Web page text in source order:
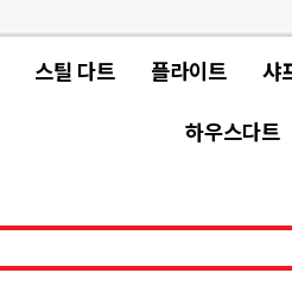
스틸 다트 플라이트 샤
하우스다트